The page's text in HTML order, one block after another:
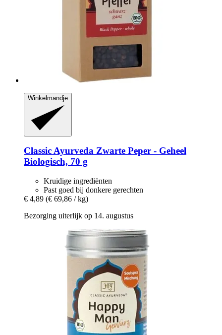
Winkelmandje
Classic Ayurveda Zwarte Peper -​ Geheel
Biologisch, 70 g
Kruidige ingrediënten
Past goed bij donkere gerechten
€ 4,89 (€ 69,86 / kg)
Bezorging uiterlijk op 14. augustus